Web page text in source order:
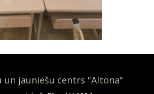
un jauniešu centrs "Altona"